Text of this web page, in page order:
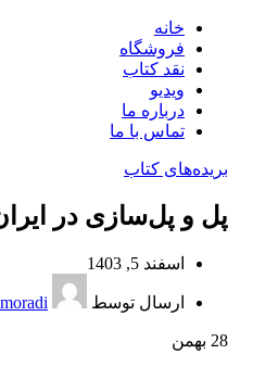
خانه
فروشگاه
نقد کتاب
ویدیو
درباره‌ ما
تماس با ما
بریده‌های کتاب
پل و پل‌سازی در
اسفند 5, 1403
ارسال توسط
28 بهمن